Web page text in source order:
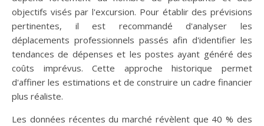
objectifs visés par l'excursion. Pour établir des prévisions
pertinentes, il est recommandé d'analyser les
déplacements professionnels passés afin d'identifier les
tendances de dépenses et les postes ayant généré des
coûts imprévus. Cette approche historique permet
d'affiner les estimations et de construire un cadre financier
plus réaliste.
Les données récentes du marché révèlent que 40 % des